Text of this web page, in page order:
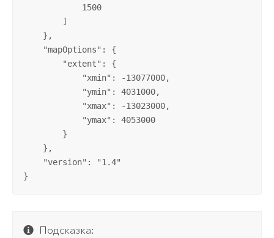
            1500
        ]
    },
    "mapOptions": {
        "extent": {
            "xmin": -13077000,
            "ymin": 4031000,
            "xmax": -13023000,
            "ymax": 4053000
        }
    },
    "version": "1.4"
}
Подсказка: